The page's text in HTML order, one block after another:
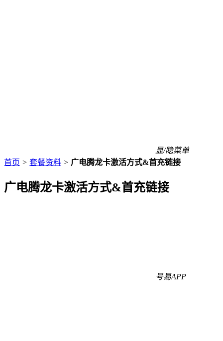
显/隐菜单
首页 > 套餐资料 > 广电腾龙卡激活方式&首充链接
广电腾龙卡激活方式&首充链接
号易APP